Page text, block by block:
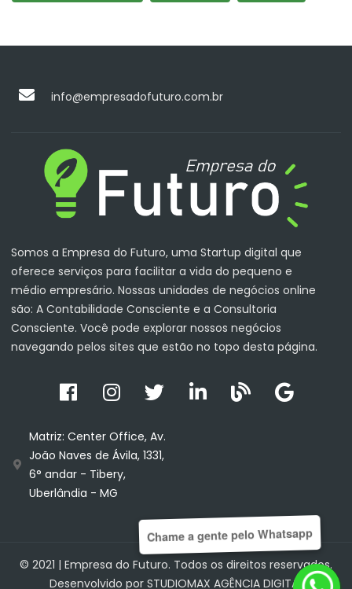
info@empresadofuturo.com.br
Somos a Empresa do Futuro, uma Startup digital que
oferece serviços para facilitar a vida do pequeno e
médio empresário. Nossas unidades de negócios online
são: A Contabilidade Consciente e a Consultoria
Consciente. Você pode explorar nossos negócios
navegando pelos sites que estão no topo desta página.
Matriz: Center Office, Av.
João Naves de Ávila, 1331,
6° andar - Tibery,
Uberlândia - MG
© 2021 | Empresa do Futuro. Todos os direitos reservados.
Desenvolvido por STUDIOMAX AGÊNCIA DIGITAL
Chame a gente pelo Whatsapp